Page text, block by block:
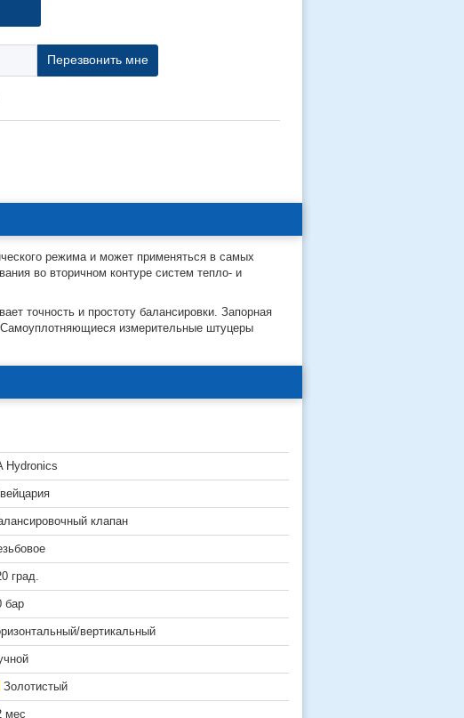
Перезвонить мне
режима и может применяться в самых
во вторичном контуре систем тепло- и
точность и простоту балансировки. Запорная
Самоуплотняющиеся измерительные штуцеры
Hydronics
клапан
град.
бар
вертикальный
Золотистый
мес